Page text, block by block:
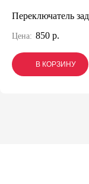
Переключатель
Цена: 850 р.
В КОРЗИНУ
В КОРЗИНУ
В КОРЗИНУ